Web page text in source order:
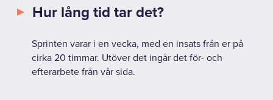
Hur lång tid tar det?
Sprinten varar i en vecka, med en insats från er på
cirka 20 timmar. Utöver det ingår det för- och
efterarbete från vår sida.